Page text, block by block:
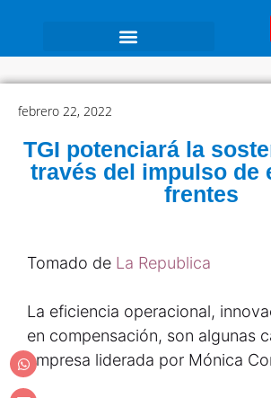
febrero 22, 2022
TGI potenciará la
través del impulso de
frentes
Tomado de La Republica
La eficiencia operacional,
en compensación, son algunas
empresa liderada por Mónica